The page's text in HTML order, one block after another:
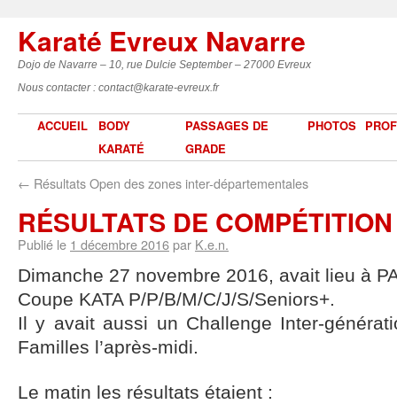
Karaté Evreux Navarre
Dojo de Navarre – 10, rue Dulcie September – 27000 Evreux
Nous contacter : contact@karate-evreux.fr
ACCUEIL
BODY
KARATÉ
PASSAGES DE
GRADE
PHOTOS
← Résultats Open des zones inter-départementales
RÉSULTATS DE
Publié le 1 décembre 2016par K.e.n.
Dimanche 27 novembre 2016, avait lieu à
Coupe KATA P/P/B/M/C/J/S/Seniors+.
Il y avait aussi un Challenge Inter-
Familles l’après-midi.
Le matin les résultats étaient :